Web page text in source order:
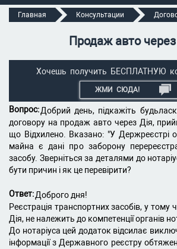
Главная Консультации
Продаж авто
Хочешь получить БЕСПЛАТНУЮ
ЖМИ СЮДА!
Вопрос:Добрий день, підкажіть
договору на продаж авто через Дія,
що Відхилено. Вказано: "У Держреєстрі
майна є дані про заборону
засобу. Зверніться за деталями до
бути причин і як це перевірити?
Ответ:Доброго дня!
Реєстрація транспортних засобів, у тому
Дія, не належить до компетенції органів
До нотаріуса цей додаток відсилає
інформації з Державного реєстру